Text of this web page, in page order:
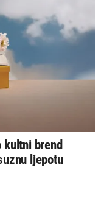
kultni brend
ljepotu